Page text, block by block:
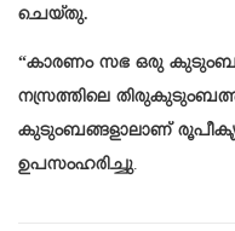
ചെയ്തു.
“കാരണം സഭ ഒരു
നസ്രത്തിലെ
കുടുംബങ്ങളാലാണ്
ഉപസംഹരിച്ചു.